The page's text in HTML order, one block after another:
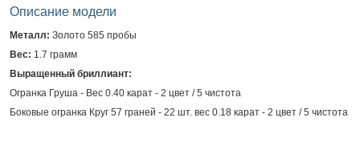
Описание модели
Металл: Золото 585 пробы
Вес: 1.7 грамм
Выращенный бриллиант:
Огранка Груша - Вес 0.40 карат - 2 цвет / 5 чистота
Боковые огранка Круг 57 граней - 22 шт. вес 0.18 карат - 2 цвет / 5 чистота